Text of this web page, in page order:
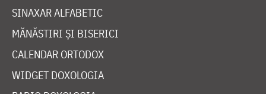
SINAXAR ALFABETIC
MĂNĂSTIRI ȘI BISERICI
CALENDAR ORTODOX
WIDGET DOXOLOGIA